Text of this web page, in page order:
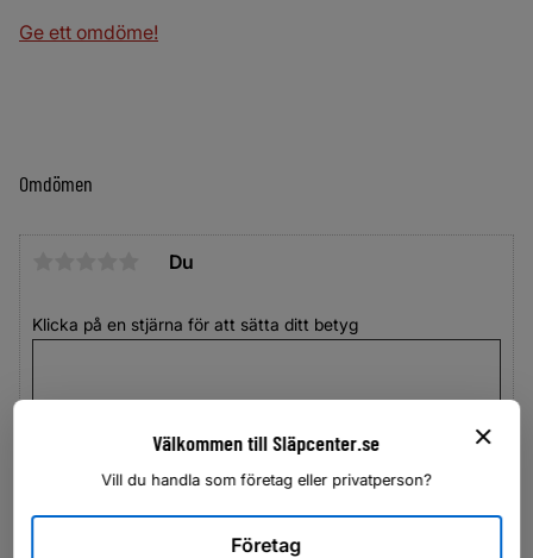
Ge ett omdöme!
Omdömen
Du
Klicka på en stjärna för att sätta ditt betyg
Välkommen till Släpcenter.se
Vill du handla som företag eller privatperson?
Företag